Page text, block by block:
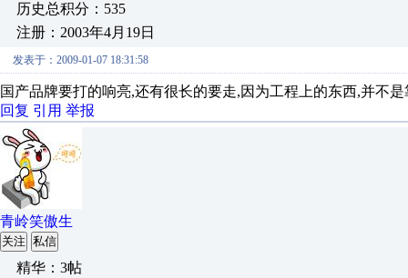
历史总积分：535
注册：2003年4月19日
发表于：2009-01-07 18:31:58
国产品牌要打的响亮,还有很长的要走,因为工程上的东西,并不
回复 引用 举报
青岭笑傲生
关注 私信
精华：3帖